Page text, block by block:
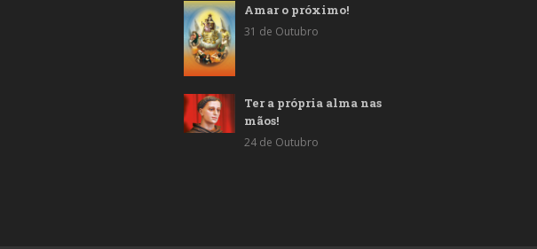
Amar o próximo!
31 de Outubro
Ter a própria alma nas
mãos!
24 de Outubro